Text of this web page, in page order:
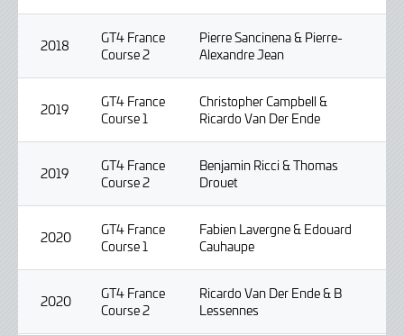
2018
GT4 France
Course 2
Pierre Sancinena & Pierre-
Alexandre Jean
2019
GT4 France
Course 1
Christopher Campbell &
Ricardo Van Der Ende
2019
GT4 France
Course 2
Benjamin Ricci & Thomas
Drouet
2020
GT4 France
Course 1
Fabien Lavergne & Edouard
Cauhaupe
2020
GT4 France
Course 2
Ricardo Van Der Ende & B
Lessennes